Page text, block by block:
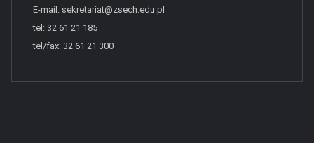
E-mail: sekretariat@zsech.edu.pl
tel: 32 61 21 185
tel/fax: 32 61 21 300